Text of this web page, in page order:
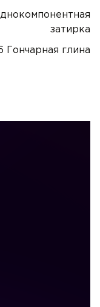
затирка
Гончарная глина